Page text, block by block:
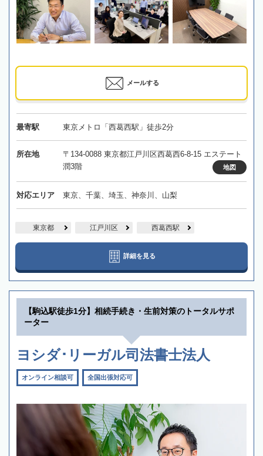
メールする
最寄駅 東京メトロ「西葛西駅」徒歩2分
所在地
〒134-0088 東京都江戸川区西葛西6-8-15 エステート
潤3階
地図
対応エリア 東京、千葉、埼玉、神奈川、山梨
東京都 江戸川区 西葛西駅
詳細を見る
【駒込駅徒歩1分】相続手続き・生前対策のトータルサポ
ーター
ヨシダ･リーガル司法書士法人
オンライン相談可 全国出張対応可